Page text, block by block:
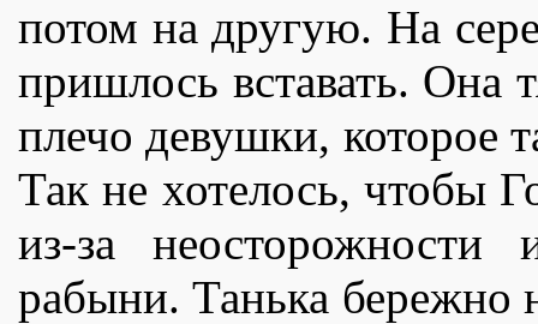
потом на другую. На
пришлось вставать. Она
плечо девушки, которое
Так не хотелось, чтобы
из-за неосторожности
рабыни. Танька бережно